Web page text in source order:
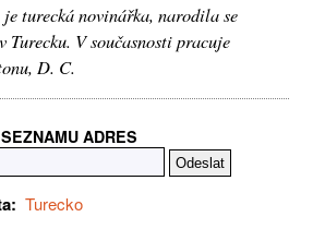
turecká novinářka, narodila se
Turecku. V současnosti pracuje
D. C.
ADRES
Turecko